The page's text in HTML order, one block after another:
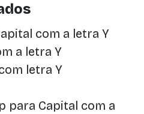
com a letra Y
a letra Y
letra Y
para Capital com a